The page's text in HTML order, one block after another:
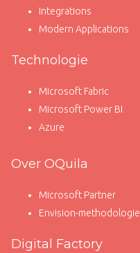
Integrations
Modern Applications
Technologie
Microsoft Fabric
Microsoft Power BI
Azure
Over OQuila
Microsoft Partner
Envision-methodologie
Digital Factory